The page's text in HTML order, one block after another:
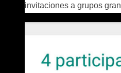
invitaciones a grupos